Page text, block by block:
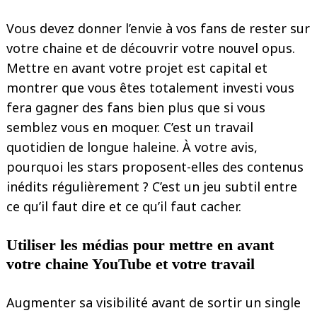
Vous devez donner l’envie à vos fans de rester sur
votre chaine et de découvrir votre nouvel opus.
Mettre en avant votre projet est capital et
montrer que vous êtes totalement investi vous
fera gagner des fans bien plus que si vous
semblez vous en moquer. C’est un travail
quotidien de longue haleine. À votre avis,
pourquoi les stars proposent-elles des contenus
inédits régulièrement ? C’est un jeu subtil entre
ce qu’il faut dire et ce qu’il faut cacher.
Utiliser les médias pour mettre en avant
votre chaine YouTube et votre travail
Augmenter sa visibilité avant de sortir un single